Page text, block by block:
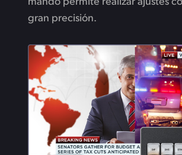
gran precisión.